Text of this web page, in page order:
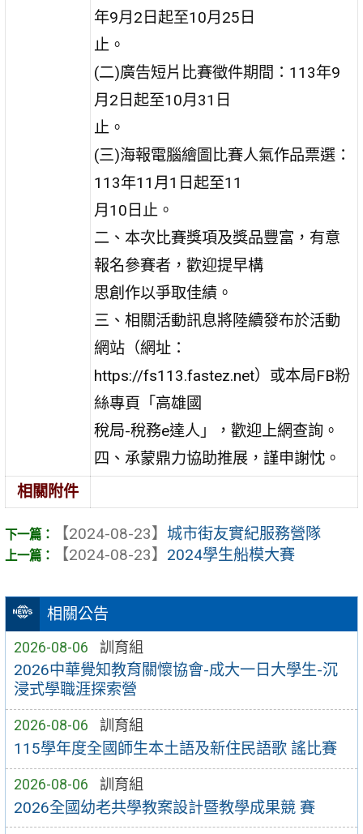
相關公告
2026-08-06 訓育組
2026中華覺知教育關懷協會-成大一日大學生-沉
浸式學職涯探索營
2026-08-06 訓育組
115學年度全國師生本土語及新住民語歌 謠比賽
2026-08-06 訓育組
2026全國幼老共學教案設計暨教學成果競 賽
年9月2日起至10月25日
止。
(二)廣告短片比賽徵件期間：113年9
月2日起至10月31日
止。
(三)海報電腦繪圖比賽人氣作品票選：
113年11月1日起至11
月10日止。
二、本次比賽獎項及獎品豐富，有意
報名參賽者，歡迎提早構
思創作以爭取佳績。
三、相關活動訊息將陸續發布於活動
網站（網址：
https://fs113.fastez.net）或本局FB粉
絲專頁「高雄國
稅局-稅務e達人」，歡迎上網查詢。
四、承蒙鼎力協助推展，謹申謝忱。
相關附件
【2024-08-23】 城市街友實紀服務營隊
【2024-08-23】 2024學生船模大賽